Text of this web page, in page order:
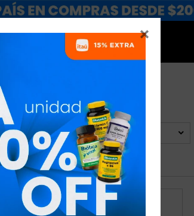

NUTRICIONISTAS
SNACKS
PRECIO($)